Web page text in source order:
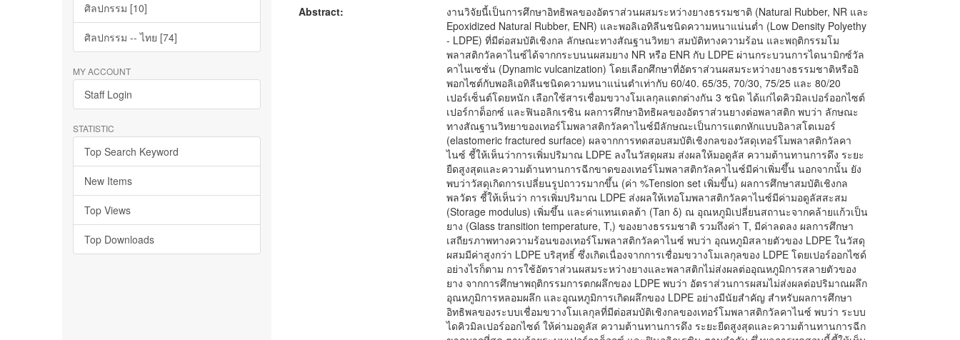
ศิลปกรรม [10]
ศิลปกรรม -- ไทย [74]
MY ACCOUNT
Staff Login
STATISTIC
Top Search Keyword
New Items
Top Views
Top Downloads
Abstract:
งานวิจัยนี้เป็นการศึกษาอิทธิพลของอัตราส่วนผสมระหว่างยางธรรมชาติ (Natural Rubber, NR และ
Epoxidized Natural Rubber, ENR) และพอลิเอทิลีนชนิดความหนาแน่นต่ำ (Low Density Polyethy
- LDPE) ที่มีต่อสมบัติเชิงกล ลักษณะทางสัณฐานวิทยา สมบัติทางความร้อน และพฤติกรรมโม
พลาสติกวัลคาไนซ์ได้จากกระบนนผสมยาง NR หรือ ENR กับ LDPE ผ่านกระบวนการไดนามิกซ์วัล
คาไนเซชั่น (Dynamic vulcanization) โดยเลือกศึกษาที่อัตราส่วนผสมระหว่างยางธรรมชาติหรืออิ
พอกไซต์กับพอลิเอทิลีนชนิดความหนาแน่นตำเท่ากับ 60/40. 65/35, 70/30, 75/25 และ 80/20
เปอร์เซ็นต์โดยหนัก เลือกใช้สารเชื่อมขวางโมเลกุลแตกต่างกัน 3 ชนิด ได้แก่ไดคิวมิลเปอร์ออกไซต์
เปอร์กาด็อกซ์ และฟินอลิกเรซิน ผลการศึกษาอิทธิผลของอัตราส่วนยางต่อพลาสติก พบว่า ลักษณะ
ทางสัณฐานวิทยาของเทอร์โมพลาสติกวัลคาไนซ์มีลักษณะเป็นการแตกหักแบบอิลาสโตเมอร์
(elastomeric fractured surface) ผลจากการทดสอบสมบัติเชิงกลของวัสดุเทอร์โมพลาสติกวัลคา
ไนซ์ ชี้ให้เห็นว่าการเพิ่มปริมาณ LDPE ลงในวัสดุผสม ส่งผลให้มอดูลัส ความต้านทานการดึง ระยะ
ยืดสูงสุดและความต้านทานการฉีกขาดของเทอร์โมพลาสติกวัลคาไนซ์มีค่าเพิ่มขึ้น นอกจากนั้น ยัง
พบว่าวัสดุเกิดการเปลี่ยนรูปถาวรมากขึ้น (ค่า %Tension set เพิ่มขึ้น) ผลการศึกษาสมบัติเชิงกล
พลวัตร ชี้ให้เห็นว่า การเพิ่มปริมาณ LDPE ส่งผลให้เทอโมพลาสติกวัลคาไนซ์มีค่ามอดูลัสสะสม
(Storage modulus) เพิ่มขึ้น และค่าแทนเดลต้า (Tan δ) ณ อุณหภูมิเปลี่ยนสถานะจากคล้ายแก้วเป็น
ยาง (Glass transition temperature, T,) ของยางธรรมชาติ รวมถึงค่า T, มีค่าลดลง ผลการศึกษา
เสถียรภาพทางความร้อนของเทอร์โมพลาสติกวัลคาไนซ์ พบว่า อุณหภูมิสลายตัวของ LDPE ในวัสดุ
ผสมมีค่าสูงกว่า LDPE บริสุทธิ์ ซึ่งเกิดเนื่องจากการเชื่อมขวางโมเลกุลของ LDPE โดยเปอร์ออกไซด์
อย่างไรก็ตาม การใช้อัตราส่วนผสมระหว่างยางและพลาสติกไม่ส่งผลต่ออุณหภูมิการสลายตัวของ
ยาง จากการศึกษาพฤติกรรมการตกผลึกของ LDPE พบว่า อัตราส่วนการผสมไม่ส่งผลต่อปริมาณผลึก
อุณหภูมิการหลอมผลึก และอุณหภูมิการเกิดผลึกของ LDPE อย่างมีนัยสำคัญ สำหรับผลการศึกษา
อิทธิพลของระบบเชื่อมขวางโมเลกุลที่มีต่อสมบัติเชิงกลของเทอร์โมพลาสติกวัลคาไนซ์ พบว่า ระบบ
ไดคิวมิลเปอร์ออกไซด์ ให้ค่ามอดูลัส ความต้านทานการดึง ระยะยืดสูงสุดและความต้านทานการฉีก